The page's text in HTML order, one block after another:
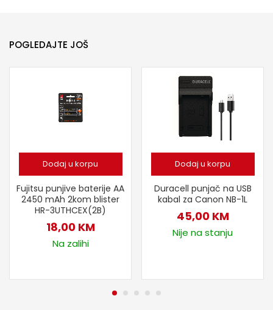
POGLEDAJTE JOŠ
Dodaj u korpu
Fujitsu punjive baterije AA
2450 mAh 2kom blister
HR-3UTHCEX(2B)
18,00 KM
Na zalihi
Dodaj u korpu
Duracell punjač na USB
kabal za Canon NB-1L
45,00 KM
Nije na stanju